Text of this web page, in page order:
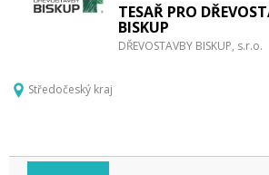
TESAŘ PRO
BISKUP
DŘEVOSTAVBY BISKUP, s.r.o.
Středočeský kraj